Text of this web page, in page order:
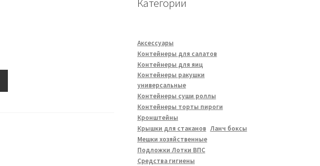
Категории
Аксессуары
Контейнеры для салатов
Контейнеры для яиц
Контейнеры ракушки
универсальные
Контейнеры суши роллы
Контейнеры торты пироги
Кронштейны
Крышки для стаканов Ланч боксы
Мешки хозяйственные
Подложки Лотки ВПС
Средства гигиены